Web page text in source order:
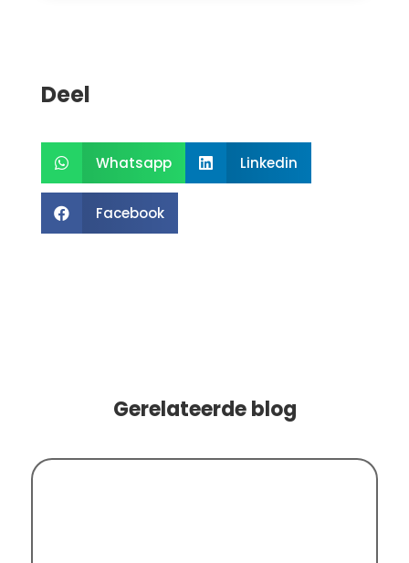
Deel
 Whatsapp  Linkedin
 Facebook
Gerelateerde blog